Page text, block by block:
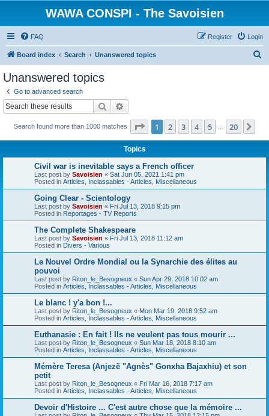
WAWA CONSPI - The Savoisien
FAQ Login
Register
Board index Search Unanswered topics
Unanswered topics
Go to advanced search
Search
Search found more than 1000 matches Page 1of 20
1 2 3 4 5 20
Topics
Civil war is inevitable says a French officer
Last post by Savoisien « Sat Jun 05, 2021 1:41 pm
Posted in Articles, Inclassables - Articles, Miscellaneous
Going Clear - Scientology
Last post by Savoisien « Fri Jul 13, 2018 9:15 pm
Posted in Reportages - TV Reports
The Complete Shakespeare
Last post by Savoisien « Fri Jul 13, 2018 11:12 am
Posted in Divers - Various
Le Nouvel Ordre Mondial ou la Synarchie des élites au
pouvoi
Last post by Riton_le_Besogneux « Sun Apr 29, 2018 10:02 am
Posted in Articles, Inclassables - Articles, Miscellaneous
Le blanc ! y'a bon !...
Last post by Riton_le_Besogneux « Mon Mar 19, 2018 9:52 am
Posted in Articles, Inclassables - Articles, Miscellaneous
Euthanasie : En fait ! Ils ne veulent pas tous mourir ...
Last post by Riton_le_Besogneux « Sun Mar 18, 2018 8:10 am
Posted in Articles, Inclassables - Articles, Miscellaneous
Mémère Teresa (Anjezë "Agnès" Gonxha Bajaxhiu) et son
petit
Last post by Riton_le_Besogneux « Fri Mar 16, 2018 7:17 am
Posted in Articles, Inclassables - Articles, Miscellaneous
Devoir d'Histoire ... C'est autre chose que la mémoire ...